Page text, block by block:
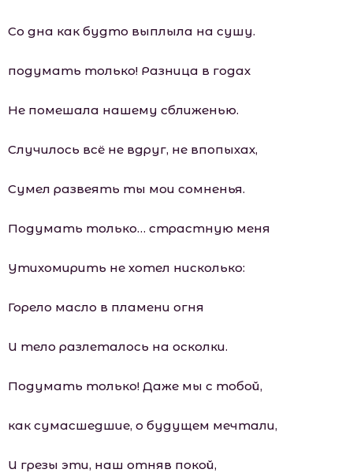
Со дна как будто выплыла на сушу.
подумать только! Разница в годах
Не помешала нашему сближенью.
Случилось всё не вдруг, не впопыхах,
Сумел развеять ты мои сомненья.
Подумать только… страстную меня
Утихомирить не хотел нисколько:
Горело масло в пламени огня
И тело разлеталось на осколки.
Подумать только! Даже мы с тобой,
как сумасшедшие, о будущем мечтали,
И грезы эти, наш отняв покой,